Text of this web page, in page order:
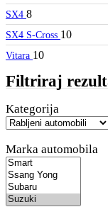
SX4 8
SX4 S-Cross 10
Vitara 10
Filtriraj
Kategorija
Marka automobila